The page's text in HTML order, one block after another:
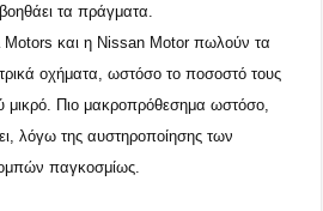
τα πράγματα.
Motors και η Nissan Motor πωλούν τα
οχήματα, ωστόσο το ποσοστό τους
μικρό. Πιο μακροπρόθεσημα ωστόσο,
λόγω της αυστηροποίησης των
παγκοσμίως.